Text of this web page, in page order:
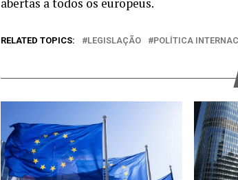
abertas a todos os europeus.
RELATED TOPICS: LEGISLAÇÃO POLÍTICA